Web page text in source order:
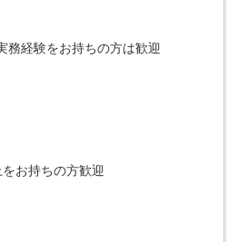
務経験をお持ちの方は歓迎
お持ちの方歓迎